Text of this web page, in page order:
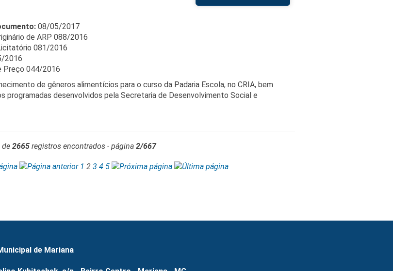
08/05/2017
de ARP 088/2016
081/2016
2016
Preço 044/2016
de gêneros alimentícios para o curso da Padaria Escola, no CRIA, bem
programadas desenvolvidos pela Secretaria de Desenvolvimento Social e
de 2665registros encontrados - página 2/667
1 2 3 4 5
de Mariana